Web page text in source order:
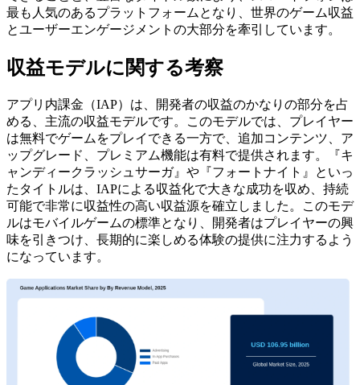
最も人気のあるプラットフォームとなり、世界のゲーム収益
とユーザーエンゲージメントの大部分を牽引しています。
収益モデルに関する考察
アプリ内課金（IAP）は、開発者の収益のかなりの部分を占
める、主流の収益モデルです。このモデルでは、プレイヤー
は無料でゲームをプレイできる一方で、追加コンテンツ、ア
ップグレード、プレミアム機能は有料で提供されます。『キ
ャンディークラッシュサーガ』や『フォートナイト』といっ
たタイトルは、IAPによる収益化で大きな成功を収め、持続
可能で非常に収益性の高い収益源を確立しました。このモデ
ルはモバイルゲームの標準となり、開発者はプレイヤーの興
味を引きつけ、長期的に楽しめる体験の提供に注力するよう
になっています。